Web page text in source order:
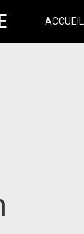
ACCUEIL